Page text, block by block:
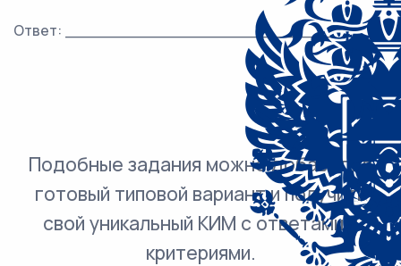
Ответ: ___________________________.
Подобные задания можно добавить в
готовый типовой вариант и получить
свой уникальный КИМ с ответами и
критериями.